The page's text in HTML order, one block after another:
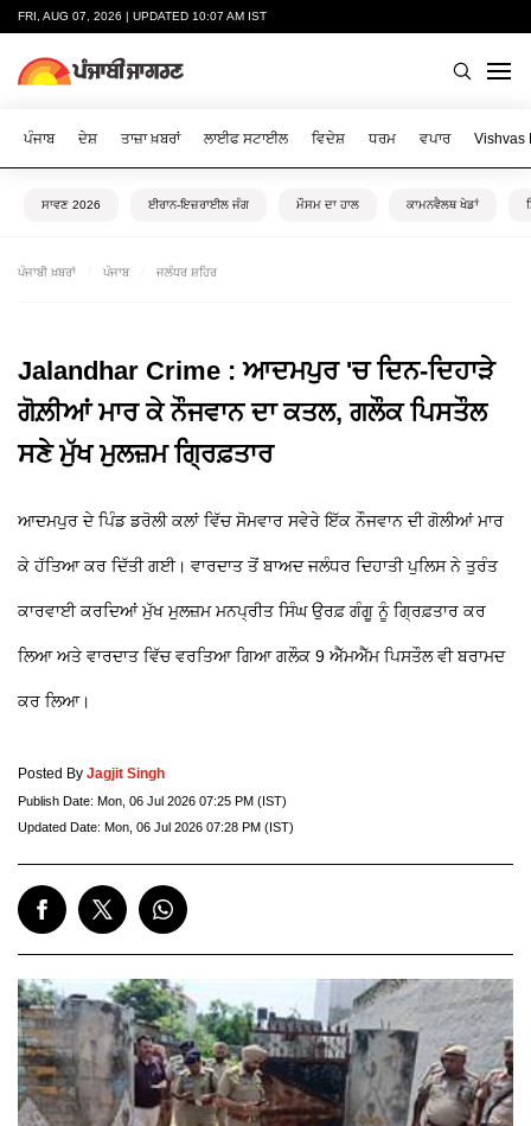
FRI, AUG 07, 2026 | UPDATED 10:07 AM IST
ਪੰਜਾਬ ਦੇਸ਼ ਤਾਜ਼ਾ ਖ਼ਬਰਾਂ ਲਾਈਫ ਸਟਾਈਲ ਵਿਦੇਸ਼ ਧਰਮ ਵਪਾਰ Vishvas
ਸਾਵਣ 2026 ਈਰਾਨ-ਇਜ਼ਰਾਈਲ ਜੰਗ ਮੌਸਮ ਦਾ ਹਾਲ ਕਾਮਨਵੈਲਥ ਖੇਡਾਂ
ਪੰਜਾਬੀ ਖ਼ਬਰਾਂ ਪੰਜਾਬ ਜਲੰਧਰ ਸ਼ਹਿਰ
Jalandhar Crime : ਆਦਮਪੁਰ 'ਚ ਦਿਨ-ਦਿਹਾੜੇ
ਗੋਲ਼ੀਆਂ ਮਾਰ ਕੇ ਨੌਜਵਾਨ ਦਾ ਕਤਲ, ਗਲੌਕ ਪਿਸਤੌਲ
ਸਣੇ ਮੁੱਖ ਮੁਲਜ਼ਮ ਗ੍ਰਿਫ਼ਤਾਰ
ਆਦਮਪੁਰ ਦੇ ਪਿੰਡ ਡਰੋਲੀ ਕਲਾਂ ਵਿੱਚ ਸੋਮਵਾਰ ਸਵੇਰੇ ਇੱਕ ਨੌਜਵਾਨ ਦੀ ਗੋਲੀਆਂ ਮਾਰ
ਕੇ ਹੱਤਿਆ ਕਰ ਦਿੱਤੀ ਗਈ। ਵਾਰਦਾਤ ਤੋਂ ਬਾਅਦ ਜਲੰਧਰ ਦਿਹਾਤੀ ਪੁਲਿਸ ਨੇ ਤੁਰੰਤ
ਕਾਰਵਾਈ ਕਰਦਿਆਂ ਮੁੱਖ ਮੁਲਜ਼ਮ ਮਨਪ੍ਰੀਤ ਸਿੰਘ ਉਰਫ਼ ਗੰਗੂ ਨੂੰ ਗ੍ਰਿਫ਼ਤਾਰ ਕਰ
ਲਿਆ ਅਤੇ ਵਾਰਦਾਤ ਵਿੱਚ ਵਰਤਿਆ ਗਿਆ ਗਲੌਕ 9 ਐੱਮਐੱਮ ਪਿਸਤੌਲ ਵੀ ਬਰਾਮਦ
ਕਰ ਲਿਆ।
Posted By Jagjit Singh
Publish Date: Mon, 06 Jul 2026 07:25 PM (IST)
Updated Date: Mon, 06 Jul 2026 07:28 PM (IST)